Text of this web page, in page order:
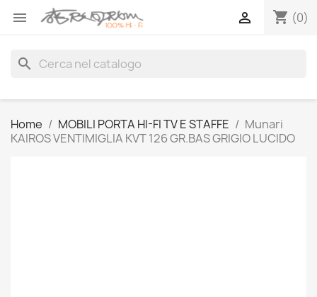
 shopping_cart (0)

search
Home MOBILI PORTA HI-FI TV E STAFFE
Munari
KAIROS VENTIMIGLIA KVT 126 GR.BAS GRIGIO LUCIDO